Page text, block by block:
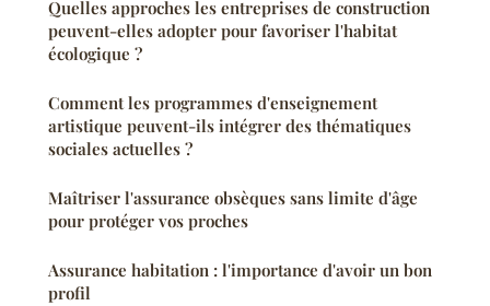
Quelles approches les entreprises de construction
peuvent-elles adopter pour favoriser l'habitat
écologique ?
Comment les programmes d'enseignement
artistique peuvent-ils intégrer des thématiques
sociales actuelles ?
Maîtriser l'assurance obsèques sans limite d'âge
pour protéger vos proches
Assurance habitation : l'importance d'avoir un bon
profil